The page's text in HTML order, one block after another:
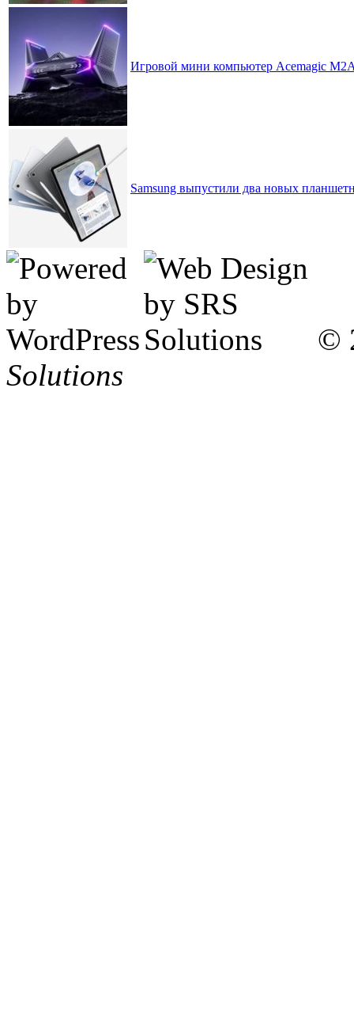
Игровой мини компьютер Acemagic M2A
Samsung выпустили два новых
©
Solutions